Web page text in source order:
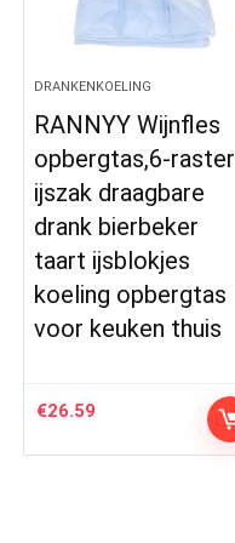
DRANKENKOELING
RANNYY Wijnfles
opbergtas,6-raster
ijszak draagbare
drank bierbeker
taart ijsblokjes
koeling opbergtas
voor keuken thuis
€26.59